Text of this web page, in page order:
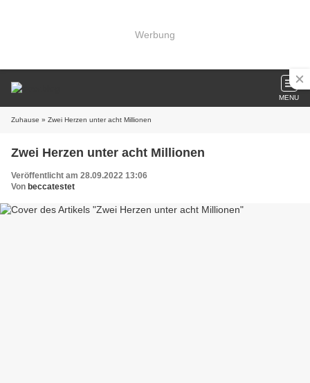
Werbung
MENU
Zuhause » Zwei Herzen unter acht Millionen
Zwei Herzen unter acht Millionen
Veröffentlicht am 28.09.2022 13:06
Von beccatestet